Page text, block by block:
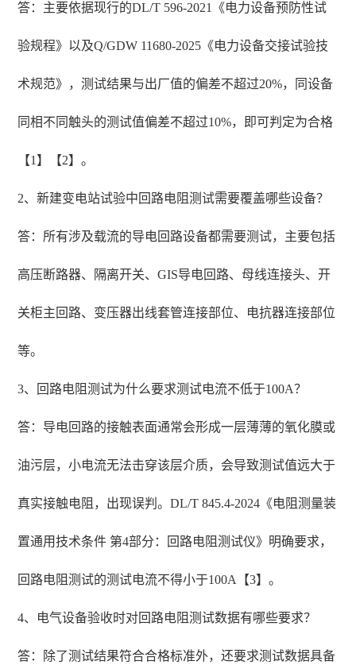
答：主要依据现行的DL/T 596-2021《电力设备预防性试
验规程》以及Q/GDW 11680-2025《电力设备交接试验技
术规范》，测试结果与出厂值的偏差不超过20%，同设备
同相不同触头的测试值偏差不超过10%，即可判定为合格
【1】【2】。
2、新建变电站试验中回路电阻测试需要覆盖哪些设备？
答：所有涉及载流的导电回路设备都需要测试，主要包括
高压断路器、隔离开关、GIS导电回路、母线连接头、开
关柜主回路、变压器出线套管连接部位、电抗器连接部位
等。
3、回路电阻测试为什么要求测试电流不低于100A？
答：导电回路的接触表面通常会形成一层薄薄的氧化膜或
油污层，小电流无法击穿该层介质，会导致测试值远大于
真实接触电阻，出现误判。DL/T 845.4-2024《电阻测量装
置通用技术条件 第4部分：回路电阻测试仪》明确要求，
回路电阻测试的测试电流不得小于100A【3】。
4、电气设备验收时对回路电阻测试数据有哪些要求？
答：除了测试结果符合合格标准外，还要求测试数据具备